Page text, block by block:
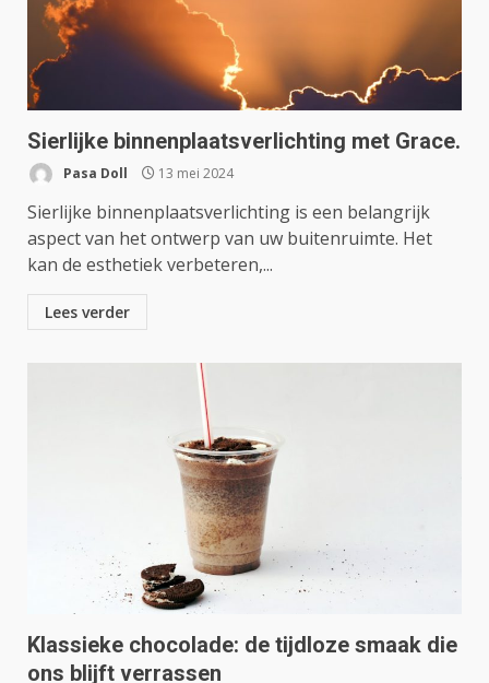
Sierlijke binnenplaatsverlichting met Grace.
Pasa Doll 13 mei 2024
Sierlijke binnenplaatsverlichting is een belangrijk
aspect van het ontwerp van uw buitenruimte. Het
kan de esthetiek verbeteren,...
Lees verder
Klassieke chocolade: de tijdloze smaak die
ons blijft verrassen